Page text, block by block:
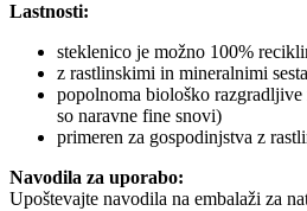
Lastnosti:
steklenico je možno 100%
z rastlinskimi in mineralnimi
popolnoma biološko razgradljive
so naravne fine snovi)
primeren za gospodinjstva z
Navodila za uporabo:
Upoštevajte navodila na embalaži za